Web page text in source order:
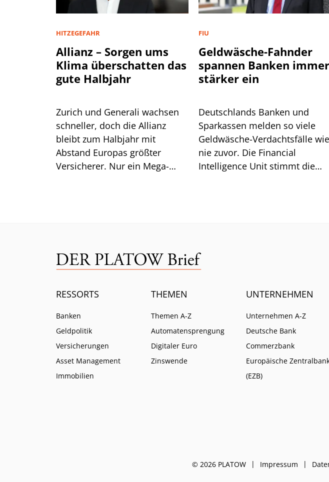
HITZEGEFAHR
Allianz – Sorgen ums
Klima überschatten das
gute Halbjahr
Zurich und Generali wachsen
schneller, doch die Allianz
bleibt zum Halbjahr mit
Abstand Europas größter
Versicherer. Nur ein Mega-
FIU
Geldwäsche-Fahnder
spannen Banken immer
stärker ein
Deutschlands Banken und
Sparkassen melden so viele
Geldwäsche-Verdachtsfälle wie
nie zuvor. Die Financial
Intelligence Unit stimmt die
RESSORTS
Banken
Geldpolitik
Versicherungen
Asset Management
Immobilien
THEMEN
Themen A-Z
Automatensprengung
Digitaler Euro
Zinswende
UNTERNEHMEN
Unternehmen A-Z
Deutsche Bank
Commerzbank
Europäische
(EZB)
© 2026 PLATOW Impressum